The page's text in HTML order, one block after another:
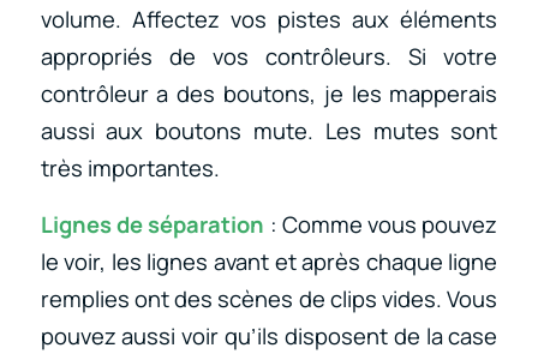
volume. Affectez vos pistes aux éléments
appropriés de vos contrôleurs. Si votre
contrôleur a des boutons, je les mapperais
aussi aux boutons mute. Les mutes sont
très importantes.
Lignes de séparation : Comme vous pouvez
le voir, les lignes avant et après chaque ligne
remplies ont des scènes de clips vides. Vous
pouvez aussi voir qu’ils disposent de la case